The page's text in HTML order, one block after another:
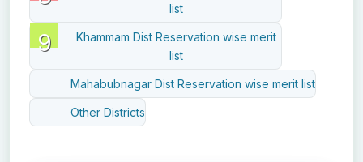
list
Khammam Dist Reservation wise merit
list
Mahabubnagar Dist Reservation wise merit list
Other Districts